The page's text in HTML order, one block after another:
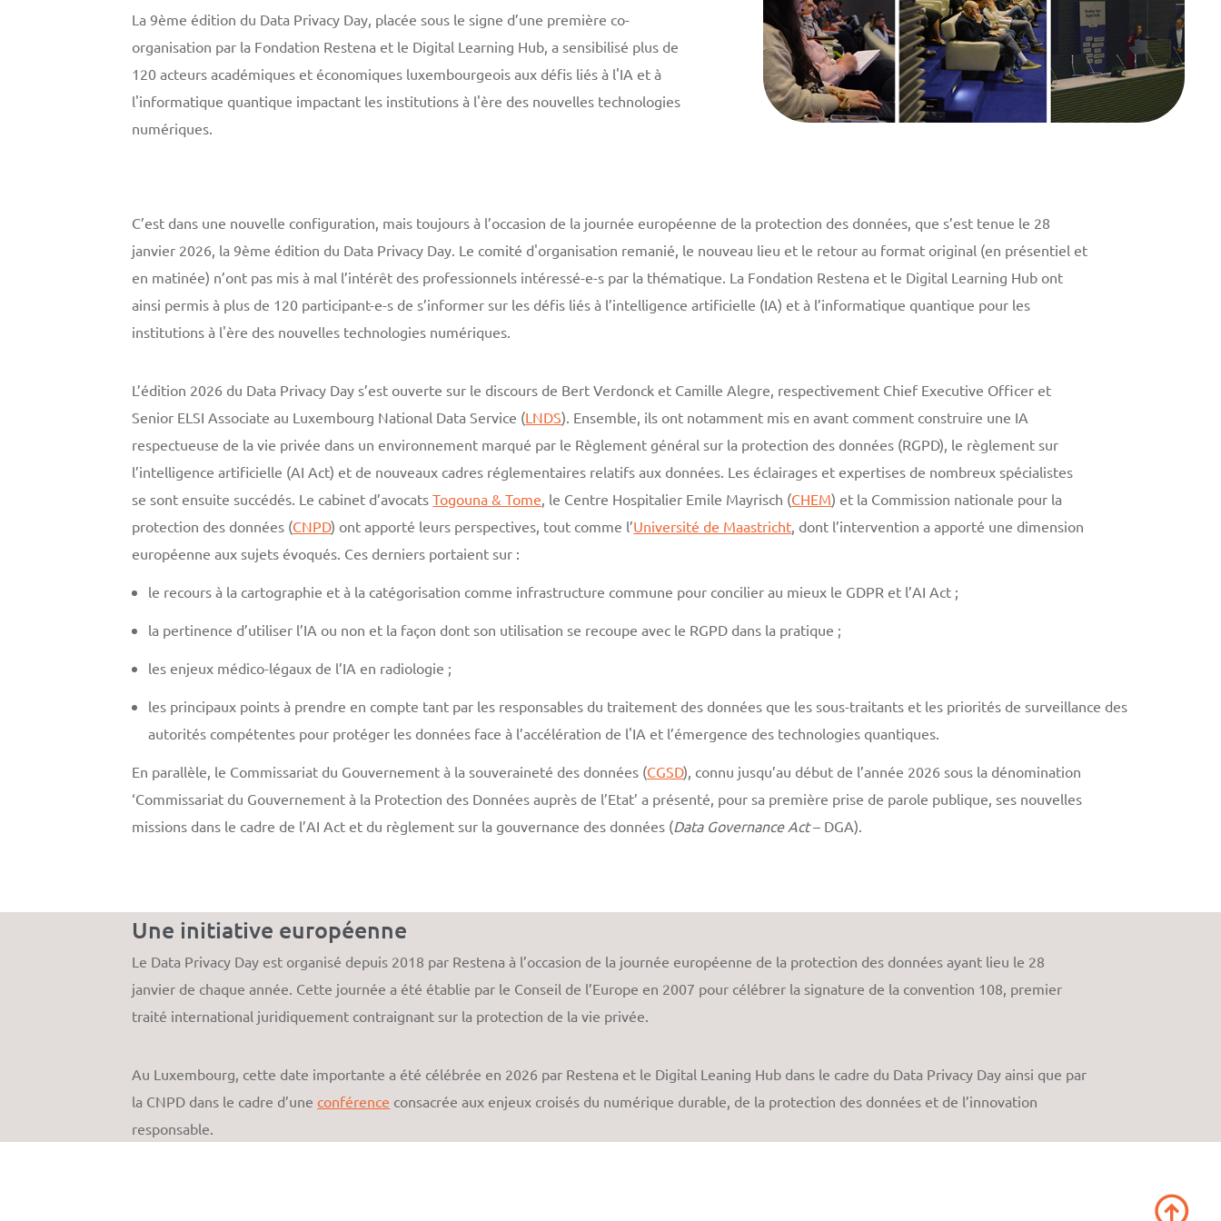
La 9ème édition du Data Privacy Day, placée sous le signe d’une première co-
organisation par la Fondation Restena et le Digital Learning Hub, a sensibilisé plus de
120 acteurs académiques et économiques luxembourgeois aux défis liés à l'IA et à
l'informatique quantique impactant les institutions à l'ère des nouvelles technologies
numériques.
C’est dans une nouvelle configuration, mais toujours à l’occasion de la journée européenne de la protection des données, que s’est tenue le 28
janvier 2026, la 9ème édition du Data Privacy Day. Le comité d'organisation remanié, le nouveau lieu et le retour au format original (en présentiel et
en matinée) n’ont pas mis à mal l’intérêt des professionnels intéressé-e-s par la thématique. La Fondation Restena et le Digital Learning Hub ont
ainsi permis à plus de 120 participant-e-s de s’informer sur les défis liés à l’intelligence artificielle (IA) et à l’informatique quantique pour les
institutions à l'ère des nouvelles technologies numériques.
L’édition 2026 du Data Privacy Day s’est ouverte sur le discours de Bert Verdonck et Camille Alegre, respectivement Chief Executive Officer et
Senior ELSI Associate au Luxembourg National Data Service (LNDS). Ensemble, ils ont notamment mis en avant comment construire une IA
respectueuse de la vie privée dans un environnement marqué par le Règlement général sur la protection des données (RGPD), le règlement sur
l’intelligence artificielle (AI Act) et de nouveaux cadres réglementaires relatifs aux données. Les éclairages et expertises de nombreux spécialistes
se sont ensuite succédés. Le cabinet d’avocatsTogouna & Tome, le Centre Hospitalier Emile Mayrisch (CHEM) et la Commission nationale pour la
protection des données (CNPD) ont apporté leurs perspectives, tout comme l’Université de Maastricht, dont l’intervention a apporté une dimension
européenne aux sujets évoqués. Ces derniers portaient sur :
le recours à la cartographie et à la catégorisation comme infrastructure commune pour concilier au mieux le GDPR et l’AI Act ;
la pertinence d’utiliser l’IA ou non et la façon dont son utilisation se recoupe avec le RGPD dans la pratique ;
les enjeux médico-légaux de l’IA en radiologie ;
les principaux points à prendre en compte tant par les responsables du traitement des données que les sous-traitants et les priorités de surveillance des
autorités compétentes pour protéger les données face à l’accélération de l'IA et l’émergence des technologies quantiques.
En parallèle, le Commissariat du Gouvernement à la souveraineté des données (CGSD), connu jusqu’au début de l’année 2026 sous la dénomination
‘Commissariat du Gouvernement à la Protection des Données auprès de l’Etat’ a présenté, pour sa première prise de parole publique, ses nouvelles
missions dans le cadre de l’AI Act et du règlement sur la gouvernance des données (Data Governance Act– DGA).
Une initiative européenne
Le Data Privacy Day est organisé depuis 2018 par Restena à l’occasion de la journée européenne de la protection des données ayant lieu le 28
janvier de chaque année. Cette journée a été établie par le Conseil de l’Europe en 2007 pour célébrer la signature de la convention 108, premier
traité international juridiquement contraignant sur la protection de la vie privée.
Au Luxembourg, cette date importante a été célébrée en 2026 par Restena et le Digital Leaning Hub dans le cadre du Data Privacy Day ainsi que par
la CNPD dans le cadre d’uneconférence consacrée aux enjeux croisés du numérique durable, de la protection des données et de l’innovation
responsable.